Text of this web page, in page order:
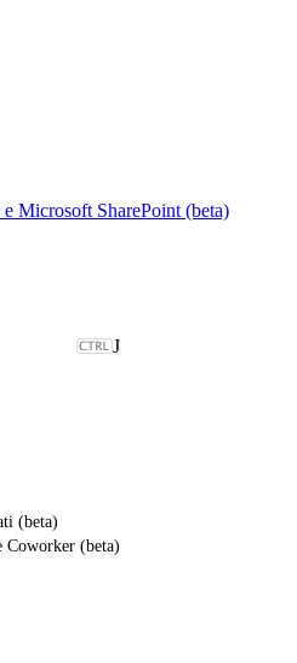
Microsoft SharePoint (beta)
J
(beta)
Coworker (beta)